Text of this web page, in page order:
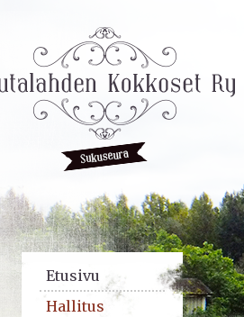
Etusivu
Hallitus